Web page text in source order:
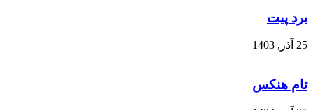
برد پیت
25 آذر, 1403
تام هنکس